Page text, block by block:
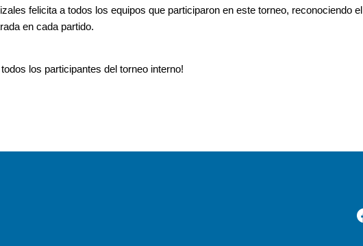
felicita a todos los equipos que participaron en este torneo, reconociendo el
en cada partido.
los participantes del torneo interno!